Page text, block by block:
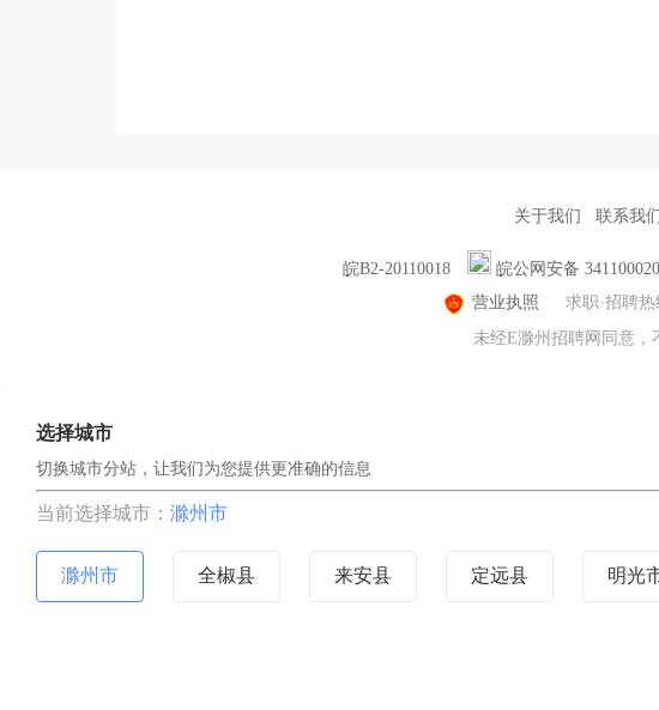
关于我们 联系我们
皖B2-20110018 皖公网安备
营业执照
求职·招聘热
未经E滁州招聘网同意，
选择城市
切换城市分站，让我们为您提供更准确的信息
当前选择城市： 滁州市
滁州市 全椒县 来安县 定远县 明光